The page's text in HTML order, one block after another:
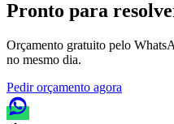
Pronto para
Orçamento gratuito pelo
no mesmo dia.
Pedir orçamento agora